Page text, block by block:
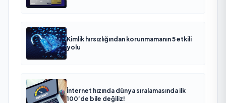
Kimlik hırsızlığından korunmamanın 5 etkili
yolu
İnternet hızında dünya sıralamasında ilk
100’de bile değiliz!